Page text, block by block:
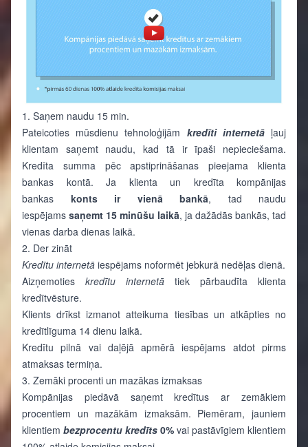
1. Saņem naudu 15 min.
Pateicoties mūsdienu tehnoloģijām kredīti internetāļauj
klientam saņemt naudu, kad tā ir īpaši nepieciešama.
Kredīta summa pēc apstiprināšanas pieejama klienta
bankas kontā. Ja klienta un kredīta kompānijas
bankas konts ir vienā bankā, tad naudu
iespējams saņemt 15 minūšu laikā, ja dažādās bankās, tad
vienas darba dienas laikā.
2. Der zināt
Kredītu internetā iespējams noformēt jebkurā nedēļas dienā.
Aizņemoties kredītu internetā tiek pārbaudīta klienta
kredītvēsture.
Klients drīkst izmanot atteikuma tiesības un atkāpties no
kredītlīguma 14 dienu laikā.
Kredītu pilnā vai daļējā apmērā iespējams atdot pirms
atmaksas termiņa.
3. Zemāki procenti un mazākas izmaksas
Kompānijas piedāvā saņemt kredītus ar zemākiem
procentiem un mazākām izmaksām. Piemēram, jauniem
klientiem bezprocentu kredīts 0% vai pastāvīgiem klientiem